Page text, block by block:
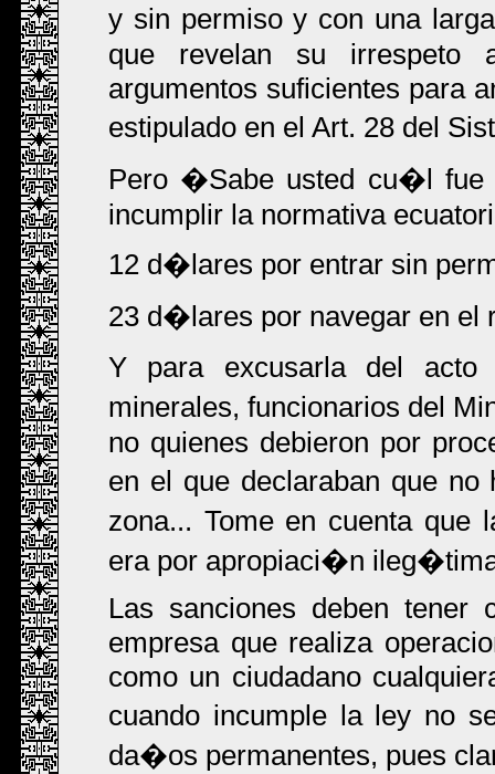
y sin permiso y con una
que revelan su irrespeto
argumentos suficientes para
estipulado en el Art. 28 del
Pero �Sabe usted cu�l fue
incumplir la normativa
12 d�lares por entrar sin
23 d�lares por navegar en
Y para excusarla del acto
minerales, funcionarios del
no quienes debieron por
en el que declaraban que
zona... Tome en cuenta
era por apropiaci�n
Las sanciones deben tener
empresa que realiza
como un ciudadano
cuando incumple la ley no
da�os permanentes, pues